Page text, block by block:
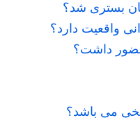
بستری شد؟
واقعیت دارد؟
داشت؟
می باشد؟